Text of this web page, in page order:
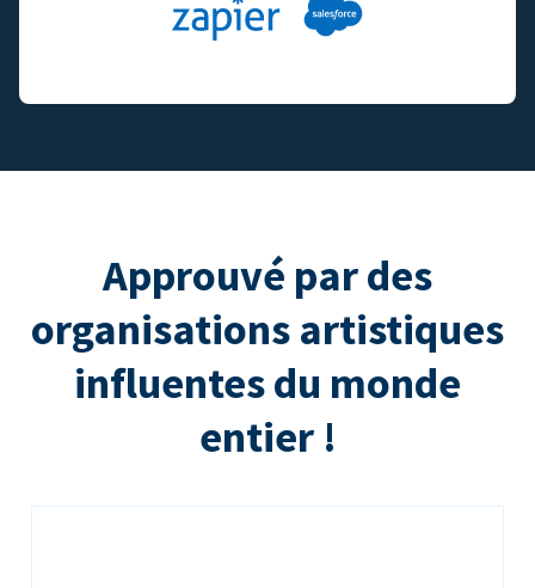
Approuvé par des
organisations artistiques
influentes du monde
entier !